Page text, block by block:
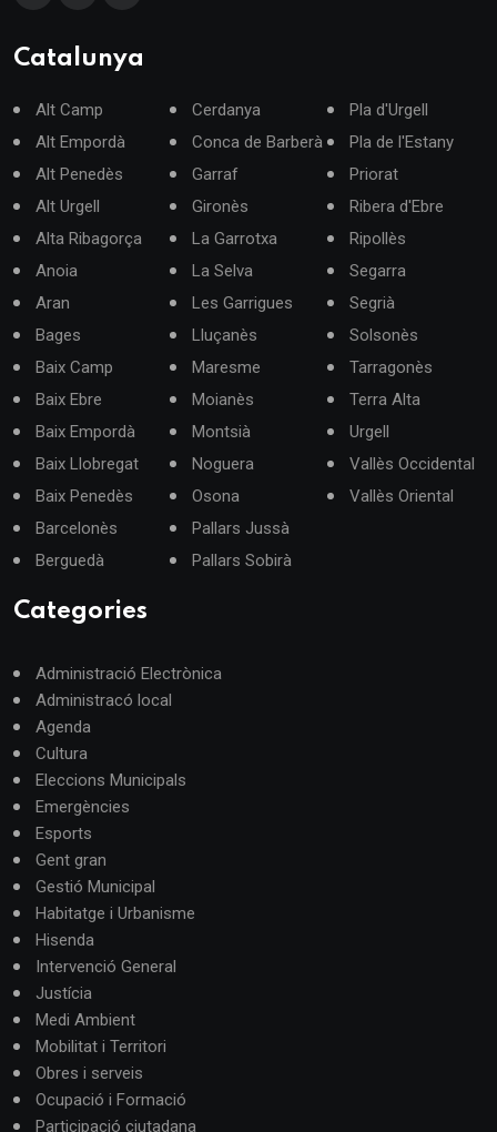
Catalunya
Alt Camp
Alt Empordà
Alt Penedès
Alt Urgell
Alta Ribagorça
Anoia
Aran
Bages
Baix Camp
Baix Ebre
Baix Empordà
Baix Llobregat
Baix Penedès
Barcelonès
Berguedà
Cerdanya
Conca de Barberà
Garraf
Gironès
La Garrotxa
La Selva
Les Garrigues
Lluçanès
Maresme
Moianès
Montsià
Noguera
Osona
Pallars Jussà
Pallars Sobirà
Pla d'Urgell
Pla de l'Estany
Priorat
Ribera d'Ebre
Ripollès
Segarra
Segrià
Solsonès
Tarragonès
Terra Alta
Urgell
Vallès Occidental
Vallès Oriental
Categories
Administració Electrònica
Administracó local
Agenda
Cultura
Eleccions Municipals
Emergències
Esports
Gent gran
Gestió Municipal
Habitatge i Urbanisme
Hisenda
Intervenció General
Justícia
Medi Ambient
Mobilitat i Territori
Obres i serveis
Ocupació i Formació
Participació ciutadana